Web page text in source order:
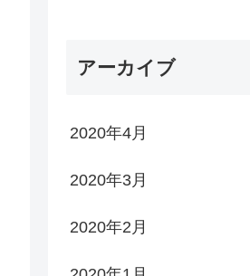
アーカイブ
2020年4月
2020年3月
2020年2月